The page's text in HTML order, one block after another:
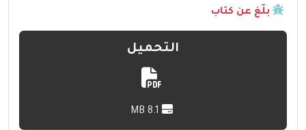
بلّغ عن كتاب
التحميل